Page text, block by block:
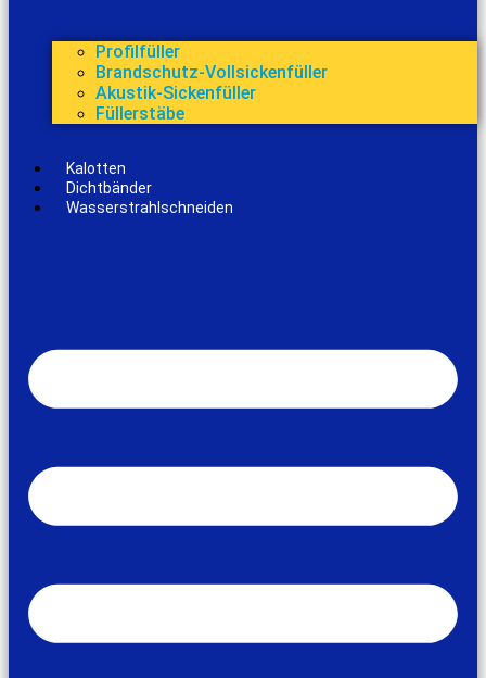
Profilfüller
Brandschutz-Vollsickenfüller
Akustik-Sickenfüller
Füllerstäbe
Kalotten
Dichtbänder
Wasserstrahlschneiden